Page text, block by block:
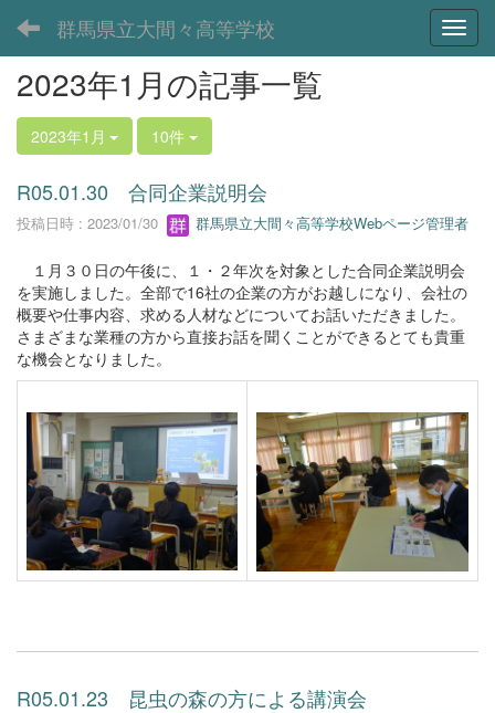
群馬県立大間々高等学校
2023年1月の記事一覧
2023年1月 10件
R05.01.30 合同企業説明会
投稿日時 : 2023/01/30 群馬県立大間々高等学校Webページ管理者
１月３０日の午後に、１・２年次を対象とした合同企業説明会
を実施しました。全部で16社の企業の方がお越しになり、会社の
概要や仕事内容、求める人材などについてお話いただきました。
さまざまな業種の方から直接お話を聞くことができるとても貴重
な機会となりました。
R05.01.23 昆虫の森の方による講演会